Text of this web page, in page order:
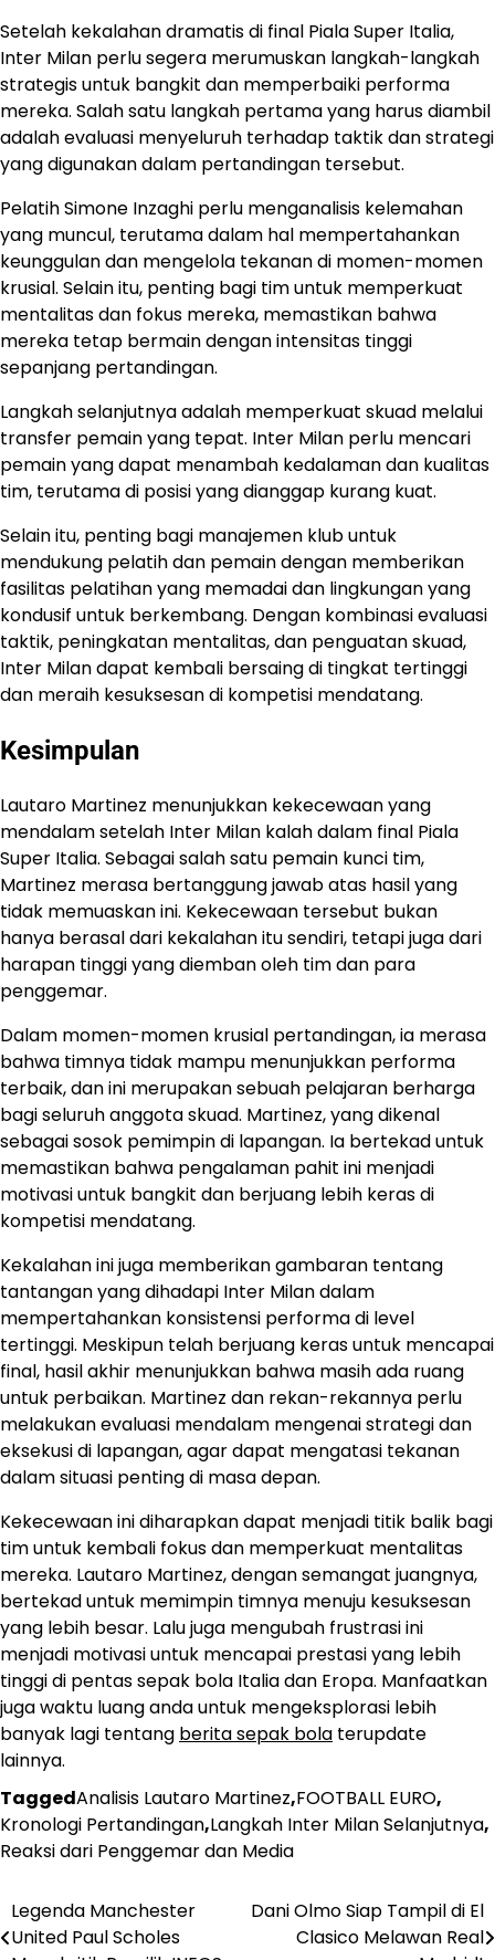
Setelah kekalahan dramatis di final Piala Super Italia,
Inter Milan perlu segera merumuskan langkah-langkah
strategis untuk bangkit dan memperbaiki performa
mereka. Salah satu langkah pertama yang harus diambil
adalah evaluasi menyeluruh terhadap taktik dan strategi
yang digunakan dalam pertandingan tersebut.
Pelatih Simone Inzaghi perlu menganalisis kelemahan
yang muncul, terutama dalam hal mempertahankan
keunggulan dan mengelola tekanan di momen-momen
krusial. Selain itu, penting bagi tim untuk memperkuat
mentalitas dan fokus mereka, memastikan bahwa
mereka tetap bermain dengan intensitas tinggi
sepanjang pertandingan.
Langkah selanjutnya adalah memperkuat skuad melalui
transfer pemain yang tepat. Inter Milan perlu mencari
pemain yang dapat menambah kedalaman dan kualitas
tim, terutama di posisi yang dianggap kurang kuat.
Selain itu, penting bagi manajemen klub untuk
mendukung pelatih dan pemain dengan memberikan
fasilitas pelatihan yang memadai dan lingkungan yang
kondusif untuk berkembang. Dengan kombinasi evaluasi
taktik, peningkatan mentalitas, dan penguatan skuad,
Inter Milan dapat kembali bersaing di tingkat tertinggi
dan meraih kesuksesan di kompetisi mendatang.
Kesimpulan
Lautaro Martinez menunjukkan kekecewaan yang
mendalam setelah Inter Milan kalah dalam final Piala
Super Italia. Sebagai salah satu pemain kunci tim,
Martinez merasa bertanggung jawab atas hasil yang
tidak memuaskan ini. Kekecewaan tersebut bukan
hanya berasal dari kekalahan itu sendiri, tetapi juga dari
harapan tinggi yang diemban oleh tim dan para
penggemar.
Dalam momen-momen krusial pertandingan, ia merasa
bahwa timnya tidak mampu menunjukkan performa
terbaik, dan ini merupakan sebuah pelajaran berharga
bagi seluruh anggota skuad. Martinez, yang dikenal
sebagai sosok pemimpin di lapangan. Ia bertekad untuk
memastikan bahwa pengalaman pahit ini menjadi
motivasi untuk bangkit dan berjuang lebih keras di
kompetisi mendatang.
Kekalahan ini juga memberikan gambaran tentang
tantangan yang dihadapi Inter Milan dalam
mempertahankan konsistensi performa di level
tertinggi. Meskipun telah berjuang keras untuk mencapai
final, hasil akhir menunjukkan bahwa masih ada ruang
untuk perbaikan. Martinez dan rekan-rekannya perlu
melakukan evaluasi mendalam mengenai strategi dan
eksekusi di lapangan, agar dapat mengatasi tekanan
dalam situasi penting di masa depan.
Kekecewaan ini diharapkan dapat menjadi titik balik bagi
tim untuk kembali fokus dan memperkuat mentalitas
mereka. Lautaro Martinez, dengan semangat juangnya,
bertekad untuk memimpin timnya menuju kesuksesan
yang lebih besar. Lalu juga mengubah frustrasi ini
menjadi motivasi untuk mencapai prestasi yang lebih
tinggi di pentas sepak bola Italia dan Eropa. Manfaatkan
juga waktu luang anda untuk mengeksplorasi lebih
banyak lagi tentang berita sepak bola terupdate
lainnya.
TaggedAnalisis Lautaro Martinez,FOOTBALL EURO,
Kronologi Pertandingan,Langkah Inter Milan Selanjutnya,
Reaksi dari Penggemar dan Media
Post
Legenda Manchester
United Paul Scholes
Dani Olmo Siap Tampil di El
Clasico Melawan Real